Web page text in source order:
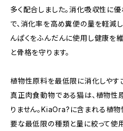
多く配合しました。消化吸収性に
で、消化率を高め糞便の量を軽減
んぱくをふんだんに使用し健康を
と骨格を守ります。
植物性原料を最低限に消化しやす
真正肉食動物である猫は、植物
りません。KiaOra?に含まれる植
要な最低限の種類と量に絞って使